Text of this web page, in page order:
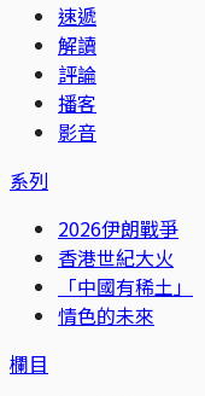
速遞
解讀
評論
播客
影音
系列
2026伊朗戰爭
香港世紀大火
「中國有稀土」
情色的未來
欄目